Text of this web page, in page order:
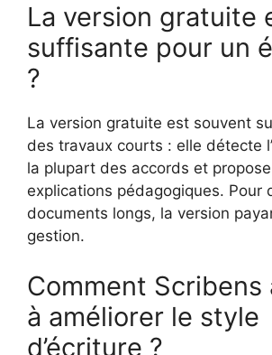
La version gratuite
suffisante pour un
?
La version gratuite est souvent
des travaux courts : elle détecte
la plupart des accords et
explications pédagogiques. Pour
documents longs, la version
gestion.
Comment
à améliorer le style
d’écriture ?